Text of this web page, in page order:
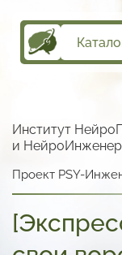
Институт
и
Проект PSY-